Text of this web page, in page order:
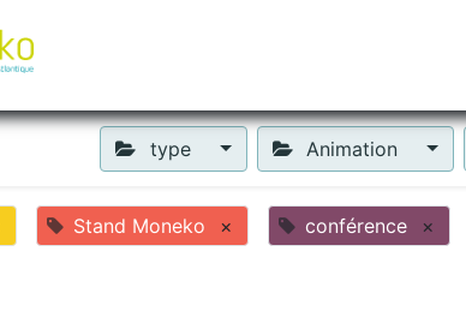
type Animation
Stand Moneko × conférence ×